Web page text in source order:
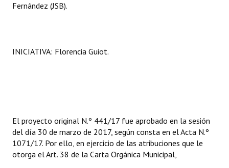
Fernández (JSB).
INICIATIVA: Florencia Guiot.
El proyecto original N.º 441/17 fue aprobado en la sesión
del día 30 de marzo de 2017, según consta en el Acta N.º
1071/17. Por ello, en ejercicio de las atribuciones que le
otorga el Art. 38 de la Carta Orgánica Municipal,